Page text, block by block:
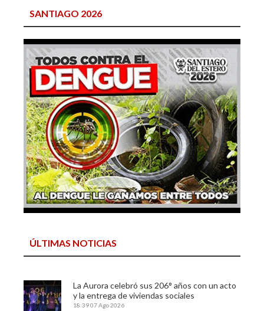
SANTIAGO 2026
ÚLTIMAS NOTICIAS
La Aurora celebró sus 206° años con un acto
y la entrega de viviendas sociales
18:3907 Ago 2026